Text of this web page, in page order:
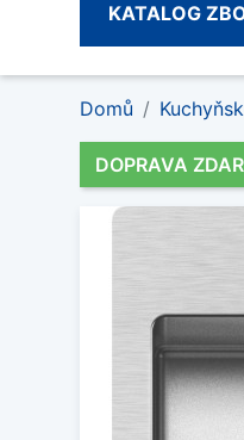
KATALOG
Domů
DOPRAVA